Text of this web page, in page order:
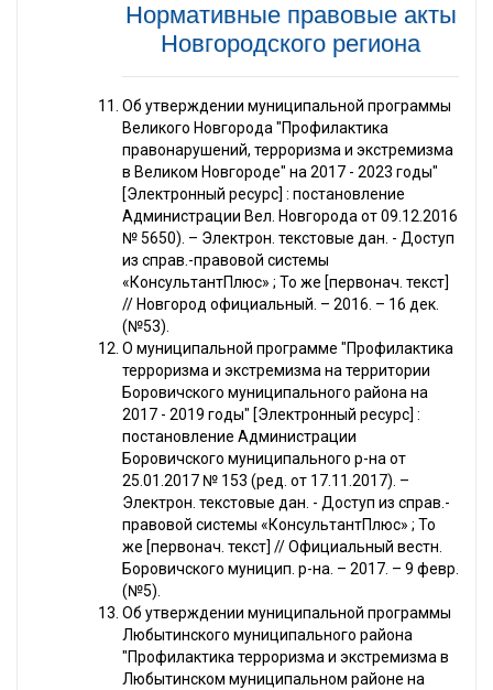
Нормативные правовые акты
Новгородского региона
Об утверждении муниципальной программы
Великого Новгорода "Профилактика
правонарушений, терроризма и экстремизма
в Великом Новгороде" на 2017 - 2023 годы"
[Электронный ресурс] : постановление
Администрации Вел. Новгорода от 09.12.2016
№ 5650). – Электрон. текстовые дан. - Доступ
из справ.-правовой системы
«КонсультантПлюс» ; То же [первонач. текст]
// Новгород официальный. – 2016. – 16 дек.
(№53).
О муниципальной программе "Профилактика
терроризма и экстремизма на территории
Боровичского муниципального района на
2017 - 2019 годы" [Электронный ресурс] :
постановление Администрации
Боровичского муниципального р-на от
25.01.2017 № 153 (ред. от 17.11.2017). –
Электрон. текстовые дан. - Доступ из справ.-
правовой системы «КонсультантПлюс» ; То
же [первонач. текст] // Официальный вестн.
Боровичского муницип. р-на. – 2017. – 9 февр.
(№5).
Об утверждении муниципальной программы
Любытинского муниципального района
"Профилактика терроризма и экстремизма в
Любытинском муниципальном районе на